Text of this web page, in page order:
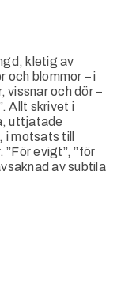
kletig av
blommor – i
vissnar och dör –
Allt skrivet i
uttjatade
i motsats till
evigt”, ”för
av subtila